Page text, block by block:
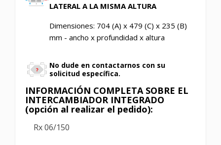
LATERAL A LA MISMA ALTURA
Dimensiones: 704 (A) x 479 (C) x 235 (B)
mm - ancho x profundidad x altura
No dude en contactarnos con su
solicitud específica.
INFORMACIÓN COMPLETA SOBRE EL
INTERCAMBIADOR INTEGRADO
(opción al realizar el pedido):
Rx 06/150